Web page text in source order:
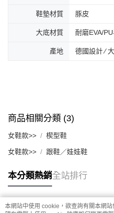
鞋墊材質 豚皮
大底材質 耐磨EVA/
產地 德國設計 ∕
商品相關分類 (3)
女鞋款>> 楔型鞋
女鞋款>> 跟鞋／娃娃鞋
本分類熱銷全站排行
本網站中使用 cookie，欲查詢有關本網